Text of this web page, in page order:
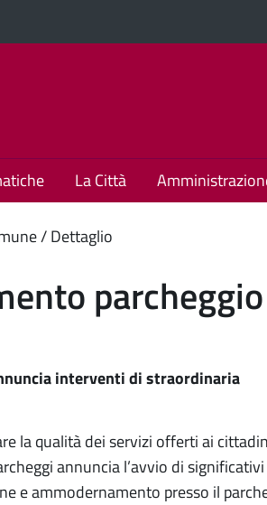
La Città
Dettaglio
interventi di straordinaria
la qualità dei servizi offerti ai
annuncia l’avvio di significativi
e ammodernamento presso il